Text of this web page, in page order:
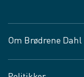
Om Brødrene Dahl